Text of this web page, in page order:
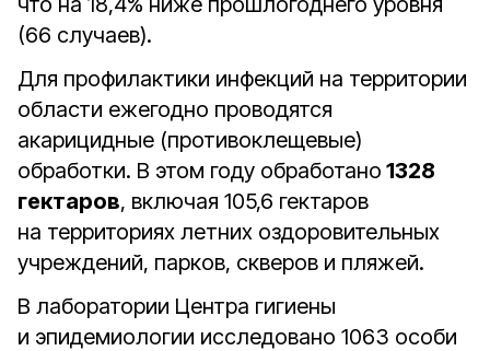
(66 случаев).
Для профилактики инфекций на территории
области ежегодно проводятся
акарицидные (противоклещевые)
обработки. В этом году обработано 1328
гектаров, включая 105,6 гектаров
на территориях летних оздоровительных
учреждений, парков, скверов и пляжей.
В лаборатории Центра гигиены
и эпидемиологии исследовано 1063 особи